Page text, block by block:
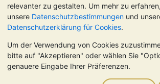
relevanter zu gestalten. Um mehr zu
unsere Datenschutzbestimmungen und
Datenschutzerklärung für Cookies.
Um der Verwendung von Cookies
bitte auf "Akzeptieren" oder wählen Sie
genauere Eingabe Ihrer Präferenzen.
TrustScore 4.8 | 724 Bewertungen
BITTE BEACHTEN SIE: Der Wert von
steigen als auch fallen. Historische Trends
für zukünftige Preisentwicklungen. Nichts